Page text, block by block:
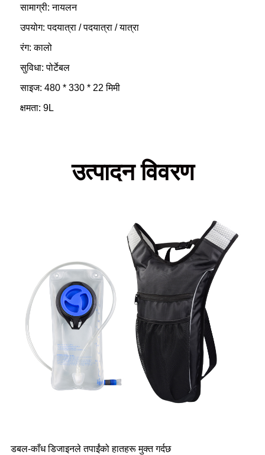
सामाग्री: नायलन
उपयोग: पदयात्रा / पदयात्रा / यात्रा
रंग: कालो
सुविधा: पोर्टेबल
साइज: 480 * 330 * 22 मिमी
क्षमता: 9L
उत्पादन विवरण
डबल-काँध डिजाइनले तपाईंको हातहरू मुक्त गर्दछ